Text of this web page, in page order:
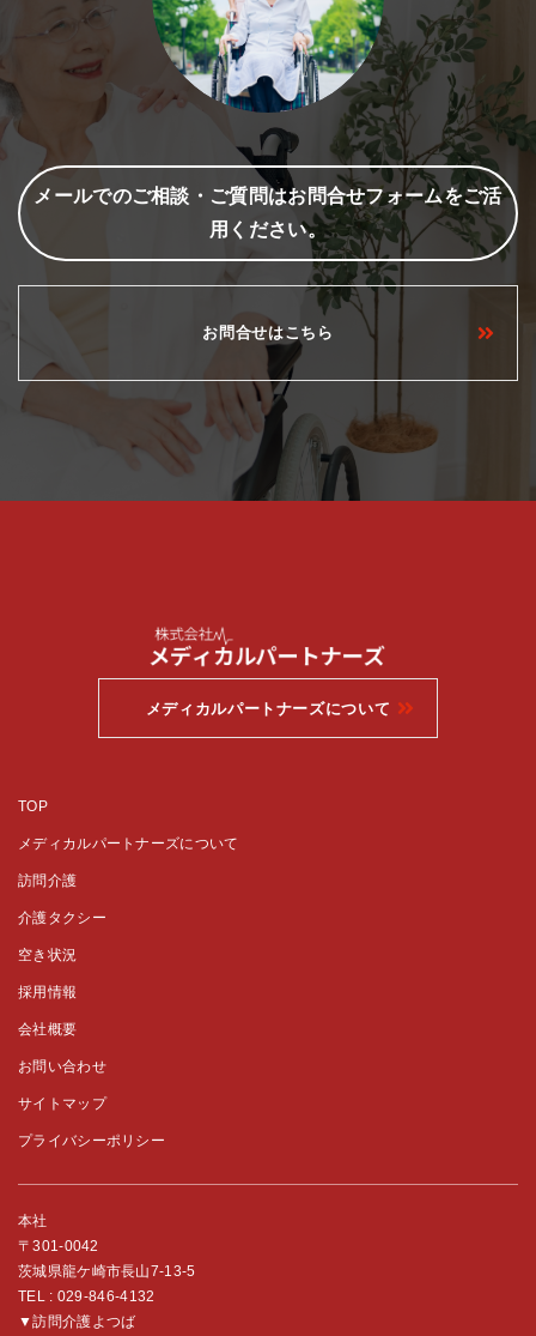
メールでのご相談・ご質問はお問合せフォームをご活
用ください。
お問合せはこちら
メディカルパートナーズについて
TOP
メディカルパートナーズについて
訪問介護
介護タクシー
空き状況
採用情報
会社概要
お問い合わせ
サイトマップ
プライバシーポリシー
本社
〒301-0042
茨城県龍ケ崎市長山7-13-5
TEL : 029-846-4132
▼訪問介護よつば